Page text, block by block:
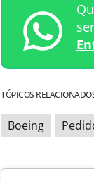
TÓPICOS
Boeing